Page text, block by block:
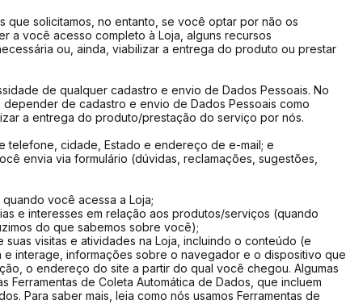
que solicitamos, no entanto, se você optar por não os
a você acesso completo à Loja, alguns recursos
ou, ainda, viabilizar a entrega do produto ou prestar
de qualquer cadastro e envio de Dados Pessoais. No
de cadastro e envio de Dados Pessoais como
a entrega do produto/prestação do serviço por nós.
telefone, cidade, Estado e endereço de e-mail; e
envia via formulário (dúvidas, reclamações, sugestões,
você acessa a Loja;
e interesses em relação aos produtos/serviços (quando
do que sabemos sobre você);
suas visitas e atividades na Loja, incluindo o conteúdo (e
interage, informações sobre o navegador e o dispositivo que
o endereço do site a partir do qual você chegou. Algumas
Ferramentas de Coleta Automática de Dados, que incluem
Para saber mais, leia como nós usamos Ferramentas de